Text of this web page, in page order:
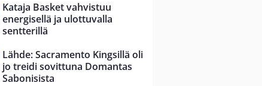
Kataja Basket vahvistuu
energisellä ja ulottuvalla
sentterillä
Lähde: Sacramento Kingsillä oli
jo treidi sovittuna Domantas
Sabonisista